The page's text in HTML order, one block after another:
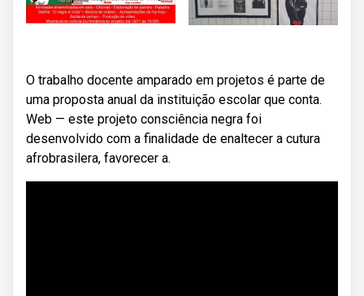
O trabalho docente amparado em projetos é parte de
uma proposta anual da instituição escolar que conta.
Web — este projeto consciência negra foi
desenvolvido com a finalidade de enaltecer a cutura
afrobrasilera, favorecer a.